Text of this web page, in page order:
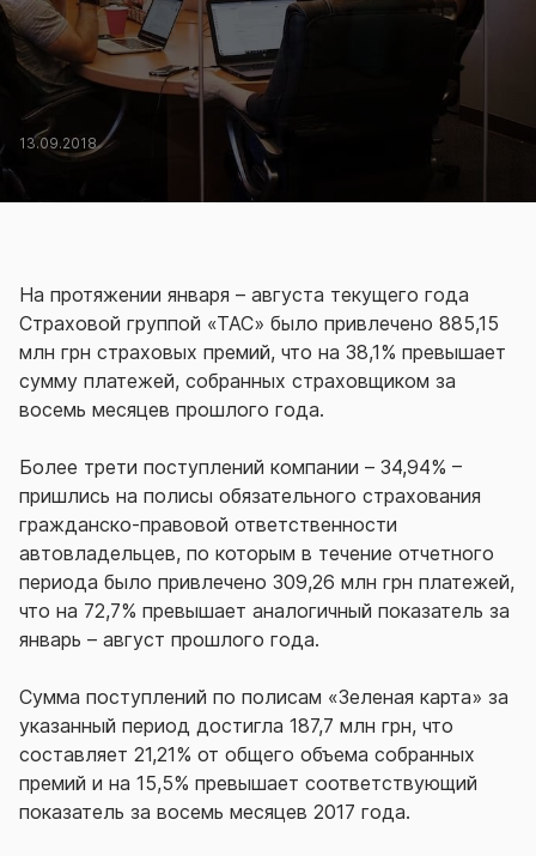
13.09.2018
На протяжении января – августа текущего года
Страховой группой «ТАС» было привлечено 885,15
млн грн страховых премий, что на 38,1% превышает
сумму платежей, собранных страховщиком за
восемь месяцев прошлого года.
Более трети поступлений компании – 34,94% –
пришлись на полисы обязательного страхования
гражданско-правовой ответственности
автовладельцев, по которым в течение отчетного
периода было привлечено 309,26 млн грн платежей,
что на 72,7% превышает аналогичный показатель за
январь – август прошлого года.
Сумма поступлений по полисам «Зеленая карта» за
указанный период достигла 187,7 млн грн, что
составляет 21,21% от общего объема собранных
премий и на 15,5% превышает соответствующий
показатель за восемь месяцев 2017 года.